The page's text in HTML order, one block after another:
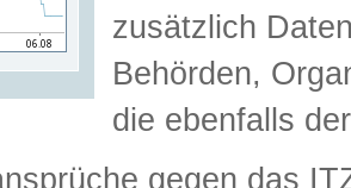
zusätzlich
Behörden,
die ebenfalls
gegen das